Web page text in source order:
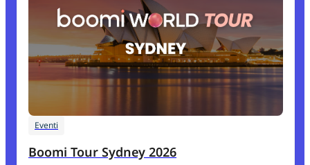
Eventi
Boomi Tour Sydney 2026